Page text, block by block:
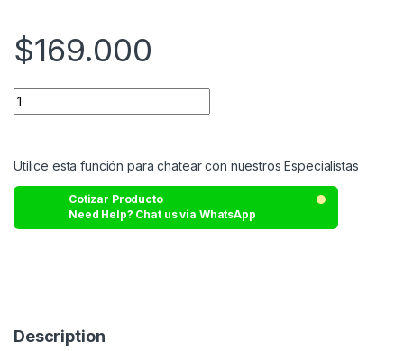
$169.000
Utilice esta función para chatear con nuestros Especialistas
Cotizar Producto
Need Help? Chat us via WhatsApp
Description